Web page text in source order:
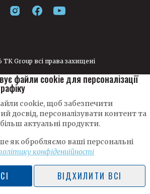
Group всі права захищені
файли cookie для персоналізації
cookie, щоб забезпечити
досвід, персоналізувати контент та
актуальні продукти.
як обробляємо ваші персональні
конфіденційності
ВІДХИЛИТИ ВСІ